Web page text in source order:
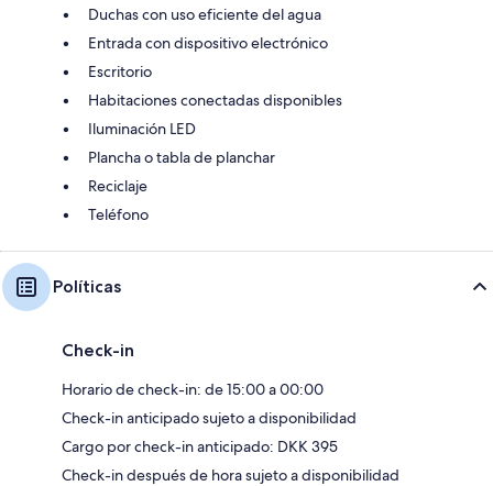
Duchas con uso eficiente del agua
Entrada con dispositivo electrónico
Escritorio
Habitaciones conectadas disponibles
Iluminación LED
Plancha o tabla de planchar
Reciclaje
Teléfono
Políticas
Check-in
Horario de check-in: de 15:00 a 00:00
Check-in anticipado sujeto a disponibilidad
Cargo por check-in anticipado: DKK 395
Check-in después de hora sujeto a disponibilidad